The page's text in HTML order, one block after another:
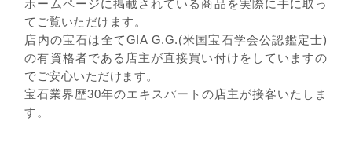
ホームページに掲載されている商品を実際に手に取っ
てご覧いただけます。
店内の宝石は全てGIA G.G.(米国宝石学会公認鑑定士)
の有資格者である店主が直接買い付けをしていますの
でご安心いただけます。
宝石業界歴30年のエキスパートの店主が接客いたしま
す。